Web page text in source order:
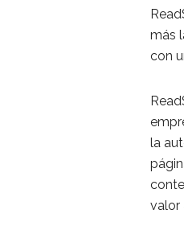
más
con
la
valor